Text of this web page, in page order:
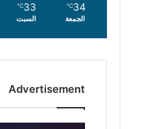
34
℃
الجمعة
33
℃
السبت
Advertisement